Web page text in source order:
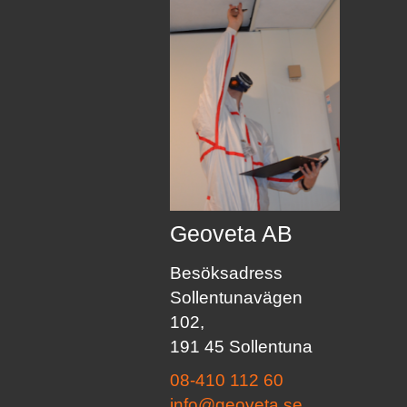
Geoveta AB
Besöksadress
Sollentunavägen
102,
191 45 Sollentuna
08-410 112 60